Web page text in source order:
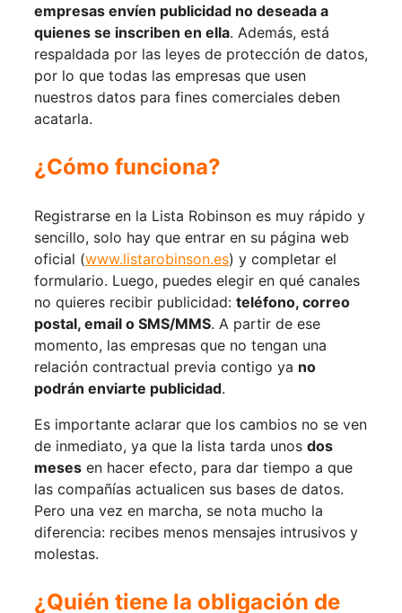
empresas envíen publicidad no deseada a
quienes se inscriben en ella. Además, está
respaldada por las leyes de protección de datos,
por lo que todas las empresas que usen
nuestros datos para fines comerciales deben
acatarla.
¿Cómo funciona?
Registrarse en la Lista Robinson es muy rápido y
sencillo, solo hay que entrar en su página web
oficial (www.listarobinson.es) y completar el
formulario. Luego, puedes elegir en qué canales
no quieres recibir publicidad: teléfono, correo
postal, email o SMS/MMS. A partir de ese
momento, las empresas que no tengan una
relación contractual previa contigo ya no
podrán enviarte publicidad.
Es importante aclarar que los cambios no se ven
de inmediato, ya que la lista tarda unos dos
meses en hacer efecto, para dar tiempo a que
las compañías actualicen sus bases de datos.
Pero una vez en marcha, se nota mucho la
diferencia: recibes menos mensajes intrusivos y
molestas.
¿Quién tiene la obligación de